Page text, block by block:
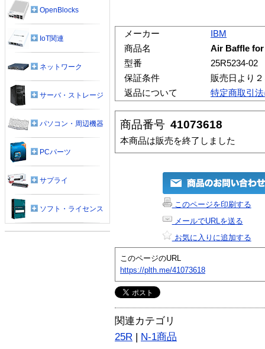
メーカー
IBM
商品名
Air Baffle for
型番
25R5234-02
保証条件
販売日より
返品について
特定商取引
商品番号 41073618
本商品は販売を終了しました
このページを印刷する
メールでURLを送る
お気に入りに追加する
このページのURL
https://plth.me/41073618
関連カテゴリ
25R | N-1商品
OpenBlocks
IoT関連
ネットワーク
サーバ・ストレージ
パソコン・周辺機器
PCパーツ
サプライ
ソフト・ライセンス